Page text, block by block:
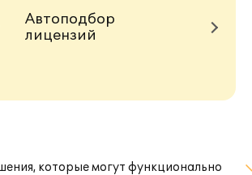
которые могут функционально
Автоподбор
лицензий